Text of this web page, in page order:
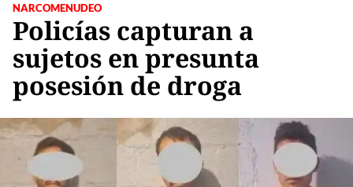
NARCOMENUDEO
Policías capturan a
sujetos en presunta
posesión de droga